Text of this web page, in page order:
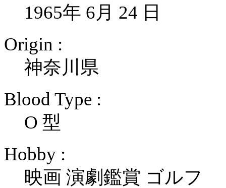
1965年 6月 24 日
Origin :
神奈川県
Blood Type :
O 型
Hobby :
映画 演劇鑑賞 ゴルフ